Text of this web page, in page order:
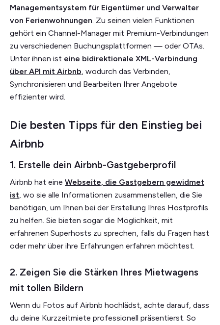
Managementsystem für Eigentümer und Verwalter
von Ferienwohnungen . Zu seinen vielen Funktionen
gehört ein Channel-Manager mit Premium-Verbindungen
zu verschiedenen Buchungsplattformen — oder OTAs.
Unter ihnen ist eine bidirektionale XML-Verbindung
über API mit Airbnb , wodurch das Verbinden,
Synchronisieren und Bearbeiten Ihrer Angebote
effizienter wird.
Die besten Tipps für den Einstieg bei
Airbnb
1. Erstelle dein Airbnb-Gastgeberprofil
Airbnb hat eine Webseite, die Gastgebern gewidmet
ist , wo sie alle Informationen zusammenstellen, die Sie
benötigen, um Ihnen bei der Erstellung Ihres Hostprofils
zu helfen. Sie bieten sogar die Möglichkeit, mit
erfahrenen Superhosts zu sprechen, falls du Fragen hast
oder mehr über ihre Erfahrungen erfahren möchtest.
2. Zeigen Sie die Stärken Ihres Mietwagens
mit tollen Bildern
Wenn du Fotos auf Airbnb hochlädst, achte darauf, dass
du deine Kurzzeitmiete professionell präsentierst. So